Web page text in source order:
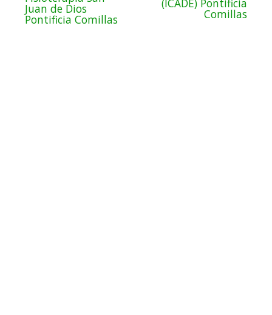
Juan de Dios
Pontificia Comillas
(ICADE) Pontificia
Comillas